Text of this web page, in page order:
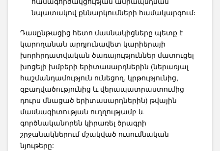
նպատակով քննարկումների համակարգում։
Դասընթացից հետո մասնակիցները պետք է
կարողանան արդյունավետ կարիերայի
խորհրդատվական ծառայություններ մատուցել
խոցելի խմբերի երիտասարդներին (ներառյալ
հաշմանդամություն ունեցող, կրթությունից,
զբաղվածությունից և վերապատրաստումից
դուրս մնացած երիտասարդներին) թվային
մասնագիտության ուղղությամբ և
գործնականորեն կիրառել ծրագրի
շրջանակներում մշակված ուսումնական
նյութերը: